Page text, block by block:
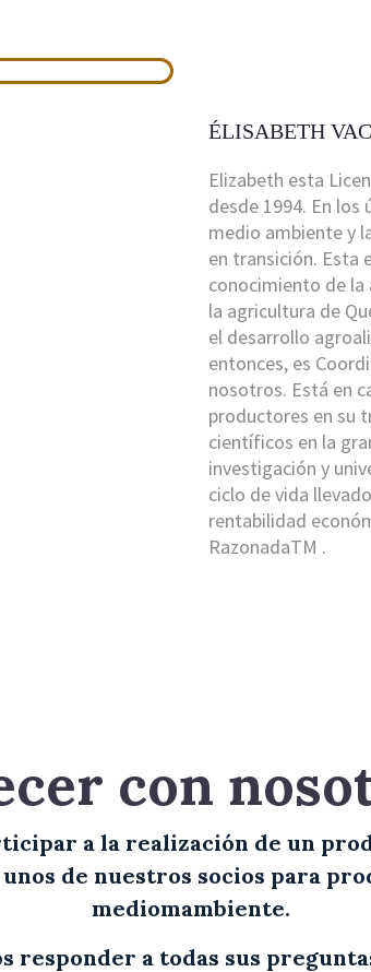
ÉLISABETH
Elizabeth esta
desde 1994. En
medio ambiente y
en transición. Esta
conocimiento de
la agricultura de
el desarrollo
entonces, es
nosotros. Está en
productores en su
científicos en la
investigación y
ciclo de vida
rentabilidad
RazonadaTM .
con
a la realización de un
de nuestros socios para
mediomambiente.
responder a todas sus